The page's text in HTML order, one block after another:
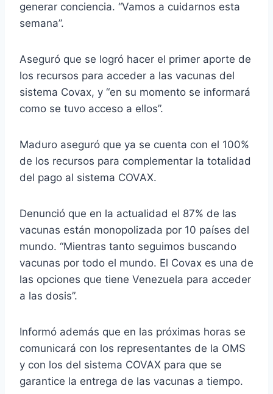
generar conciencia. “Vamos a cuidarnos esta
semana”.
Aseguró que se logró hacer el primer aporte de
los recursos para acceder a las vacunas del
sistema Covax, y “en su momento se informará
como se tuvo acceso a ellos”.
Maduro aseguró que ya se cuenta con el 100%
de los recursos para complementar la totalidad
del pago al sistema COVAX.
Denunció que en la actualidad el 87% de las
vacunas están monopolizada por 10 países del
mundo. “Mientras tanto seguimos buscando
vacunas por todo el mundo. El Covax es una de
las opciones que tiene Venezuela para acceder
a las dosis”.
Informó además que en las próximas horas se
comunicará con los representantes de la OMS
y con los del sistema COVAX para que se
garantice la entrega de las vacunas a tiempo.